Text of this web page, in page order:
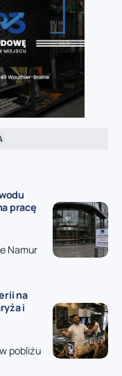
pracę
Namur
na
i
pobliżu